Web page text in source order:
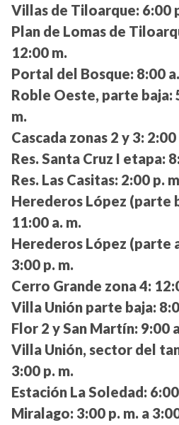
Villas de Tiloarque: 6:00
Plan de Lomas de
12:00 m.
Portal del Bosque: 8:00
Roble Oeste, parte baja:
m.
Cascada zonas 2 y 3: 2:00
Res. Santa Cruz I etapa:
Res. Las Casitas: 2:00 p.
Herederos López (parte
11:00 a. m.
Herederos López (parte
3:00 p. m.
Cerro Grande zona 4:
Villa Unión parte baja:
Flor 2 y San Martín: 9:00
Villa Unión, sector del
3:00 p. m.
Estación La Soledad:
Miralago: 3:00 p. m. a